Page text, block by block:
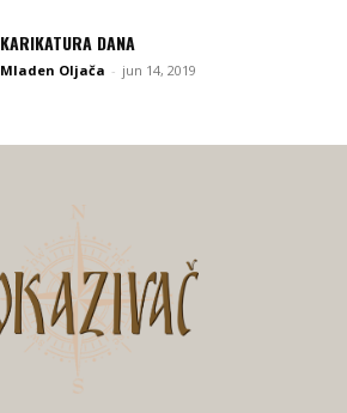
KARIKATURA DANA
Mladen Oljača - jun 14, 2019